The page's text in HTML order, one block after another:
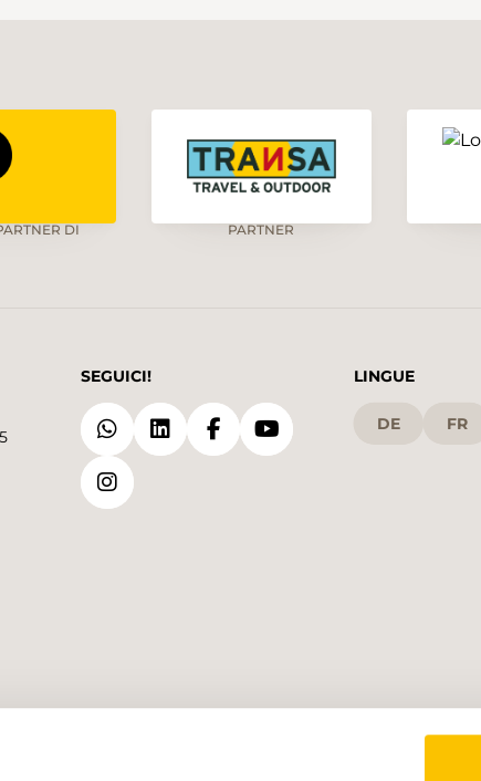
DI
PARTNER
SEGUICI! LINGUE
DE FR